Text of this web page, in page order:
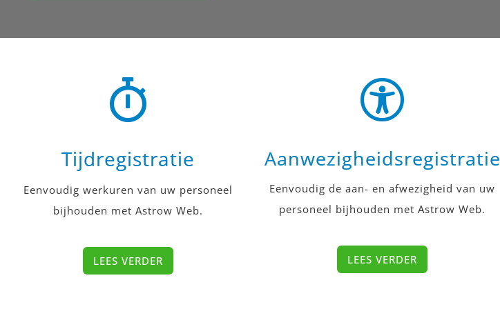
Tijdregistratie
Eenvoudig werkuren van uw personeel
bijhouden met Astrow Web.
LEES VERDER
Aanwezigheidsregistratie
Eenvoudig de aan- en afwezigheid van uw
personeel bijhouden met Astrow Web.
LEES VERDER